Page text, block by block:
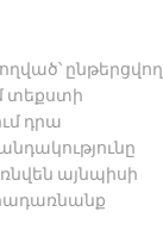
ընթերցվող
տեքստի
դրա
այնպիսի